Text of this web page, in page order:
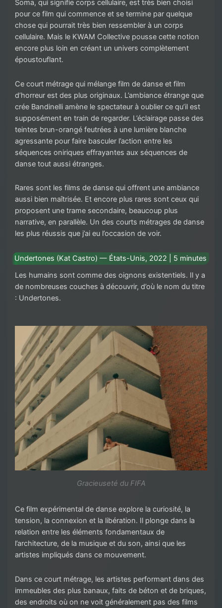
Soma, qui signifie corps cellulaire, est très bien choisi
pour ce film qui commence et se termine par quelque
chose qui pourrait très bien ressembler à un corps
cellulaire. Mais le KWAM Collective pousse cette notion
encore plus loin en créant un univers complètement
époustouflant.
Ce court métrage qui mélange film de danse et film
d’horreur est des plus originaux. L’ambiance étrange que
crée Bandinelli amène le spectateur à oublier ce qu’il est
supposément en train de regarder. L’éclairage passe des
teintes brun-orangé feutrées à une lumière blanche
agressante pour faire basculer l’action entre les
séquences oniriques effrayantes aux séquences de
danse tout aussi étranges.
Rares sont les films de danse qui offrent une ambiance
aussi bien maîtrisée. Et encore plus rares sont ceux qui
proposent une trame secondaire, beaucoup plus
narrative, en parallèle. Un des courts métrages de danse
les plus réussis que j’ai eu l’occasion de voir.
Undertones (Kat Castro) — États-Unis, 2022 | 5 minutes
Les humains sont comme des oignons existentiels. Il y a
de nombreuses couches à découvrir, d’où le nom du titre
: Undertones.
Gracieuseté du FIFA
Ce film expérimental de danse explore la curiosité, la
tension, la connexion et la libération. Il plonge dans la
relation entre les éléments fondamentaux de
l’architecture, de la musique et du son, ainsi que les
artistes impliqués dans ce mouvement.
Dans ce court métrage, les artistes performant dans des
immeubles des plus banaux, faits de béton et de briques,
des endroits où on ne voit généralement pas des films